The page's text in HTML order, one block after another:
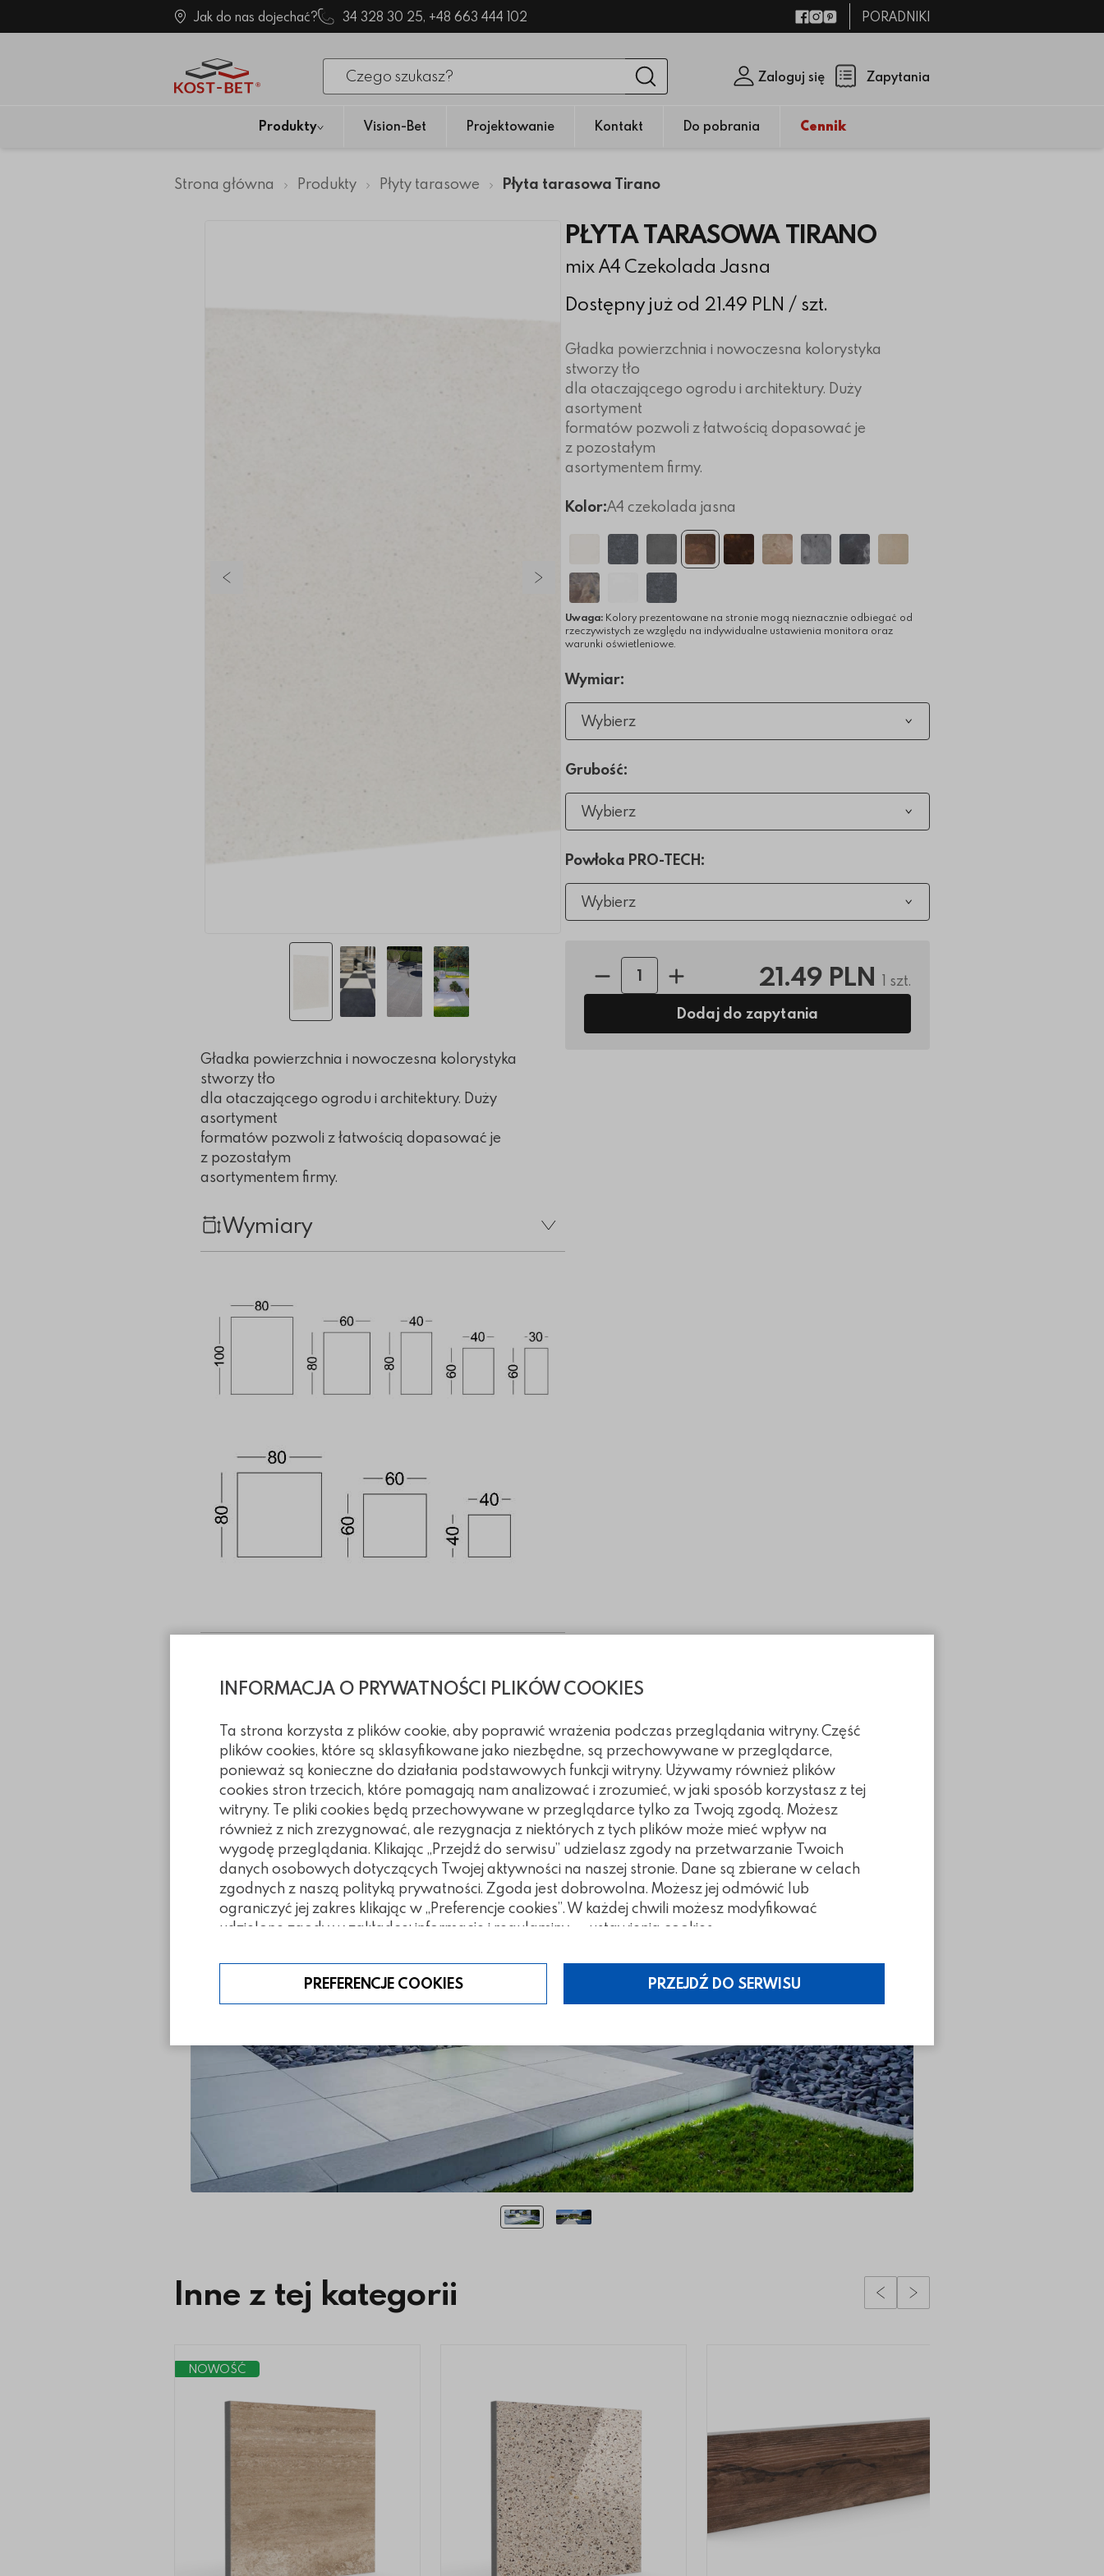
INFORMACJA O PRYWATNOŚCI PLIKÓW COOKIES
Ta strona korzysta z plików cookie, aby poprawić wrażenia podczas przeglądania witryny. Część
plików cookies, które są sklasyfikowane jako niezbędne, są przechowywane w przeglądarce,
ponieważ są konieczne do działania podstawowych funkcji witryny. Używamy również plików
cookies stron trzecich, które pomagają nam analizować i zrozumieć, w jaki sposób korzystasz z tej
witryny. Te pliki cookies będą przechowywane w przeglądarce tylko za Twoją zgodą. Możesz
również z nich zrezygnować, ale rezygnacja z niektórych z tych plików może mieć wpływ na
wygodę przeglądania. Klikając „Przejdź do serwisu” udzielasz zgody na przetwarzanie Twoich
danych osobowych dotyczących Twojej aktywności na naszej stronie. Dane są zbierane w celach
zgodnych z naszą polityką prywatności. Zgoda jest dobrowolna. Możesz jej odmówić lub
ograniczyć jej zakres klikając w „Preferencje cookies”. W każdej chwili możesz modyfikować
udzielone zgody w zakładce: informacje i regulaminy — ustawienia cookies.
PREFERENCJE COOKIES PRZEJDŹ DO SERWISU
Jak do nas dojechać? 34 328 30 25, +48 663 444 102 Facebook
Instagram
PinterestPORADNIKI
Po kliknięciu przycisku fraza zostanie wyszukana
Wyszukaj
Zapytania
(pusty)
Zaloguj się
Produkty Vision-Bet Projektowanie Kontakt Do pobrania Cennik
Strona główna Produkty Płyty tarasowe Płyta tarasowa Tirano
PŁYTA TARASOWA TIRANO
mix A4 Czekolada Jasna
Dostępny już od 21.49 PLN / szt.
Gładka powierzchnia i nowoczesna kolorystyka
stworzy tło
dla otaczającego ogrodu i architektury. Duży
asortyment
formatów pozwoli z łatwością dopasować je
z pozostałym
asortymentem firmy.
Kolor:A4 czekolada jasna
Uwaga: Kolory prezentowane na stronie mogą nieznacznie odbiegać od
rzeczywistych ze względu na indywidualne ustawienia monitora oraz
warunki oświetleniowe.
Wymiar:
Wybierz
Grubość:
Wybierz
Powłoka PRO-TECH:
Wybierz
Ilość sztuk: 21.49 PLN 1 szt.
Dodaj do zapytania
Poprzedni slajd Następny slajd
Gładka powierzchnia i nowoczesna kolorystyka
stworzy tło
dla otaczającego ogrodu i architektury. Duży
asortyment
formatów pozwoli z łatwością dopasować je
z pozostałym
asortymentem firmy.
Wymiary
Realizacje z wykorzystaniem płyt
tarasowych Tirano
Inne z tej kategorii Poprzedni slidy
Następny slidy
NOWOŚĆ